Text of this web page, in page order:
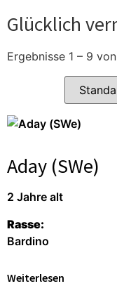
Glücklich
Ergebnisse 1 – 9
Aday (SWe)
2 Jahre alt
Rasse:
Bardino
Weiterlesen